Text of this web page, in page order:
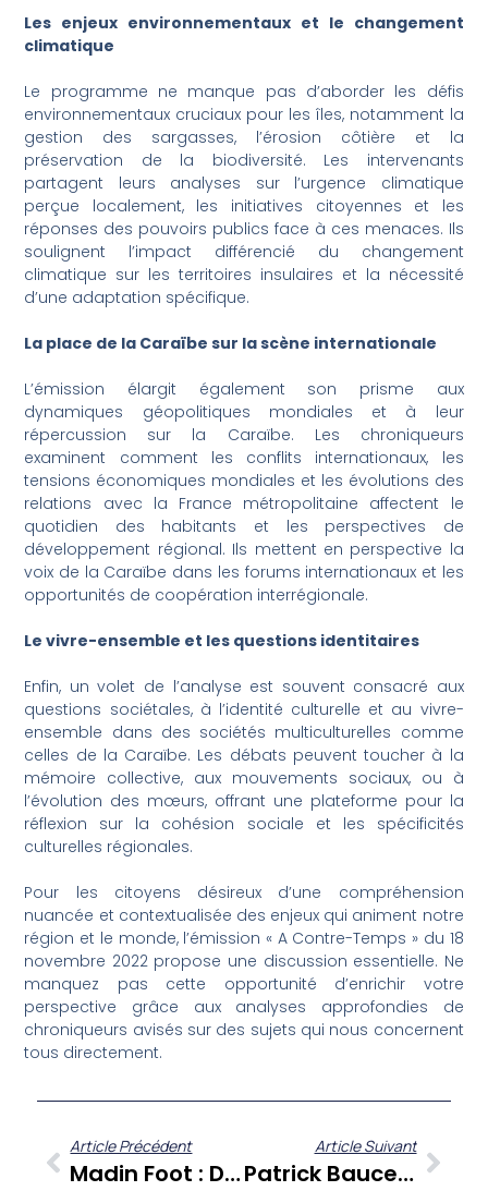
Les enjeux environnementaux et le changement
climatique
Le programme ne manque pas d’aborder les défis
environnementaux cruciaux pour les îles, notamment la
gestion des sargasses, l’érosion côtière et la
préservation de la biodiversité. Les intervenants
partagent leurs analyses sur l’urgence climatique
perçue localement, les initiatives citoyennes et les
réponses des pouvoirs publics face à ces menaces. Ils
soulignent l’impact différencié du changement
climatique sur les territoires insulaires et la nécessité
d’une adaptation spécifique.
La place de la Caraïbe sur la scène internationale
L’émission élargit également son prisme aux
dynamiques géopolitiques mondiales et à leur
répercussion sur la Caraïbe. Les chroniqueurs
examinent comment les conflits internationaux, les
tensions économiques mondiales et les évolutions des
relations avec la France métropolitaine affectent le
quotidien des habitants et les perspectives de
développement régional. Ils mettent en perspective la
voix de la Caraïbe dans les forums internationaux et les
opportunités de coopération interrégionale.
Le vivre-ensemble et les questions identitaires
Enfin, un volet de l’analyse est souvent consacré aux
questions sociétales, à l’identité culturelle et au vivre-
ensemble dans des sociétés multiculturelles comme
celles de la Caraïbe. Les débats peuvent toucher à la
mémoire collective, aux mouvements sociaux, ou à
l’évolution des mœurs, offrant une plateforme pour la
réflexion sur la cohésion sociale et les spécificités
culturelles régionales.
Pour les citoyens désireux d’une compréhension
nuancée et contextualisée des enjeux qui animent notre
région et le monde, l’émission « A Contre-Temps » du 18
novembre 2022 propose une discussion essentielle. Ne
manquez pas cette opportunité d’enrichir votre
perspective grâce aux analyses approfondies de
chroniqueurs avisés sur des sujets qui nous concernent
tous directement.
Article Précédent
Madin Foot : Décryptage Des Chocs Martiniquais Et L’héritage Des Anciens
Article Suivant
Patrick Baucelin : Un Parcours Entre Journalisme Et Culture Caribéenne Dans Sé Zafè Nou